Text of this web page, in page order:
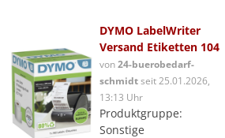
DYMO LabelWriter
Versand Etiketten 104
von24-buerobedarf-
schmidtseit 25.01.2026,
13:13 Uhr
Produktgruppe:
Sonstige